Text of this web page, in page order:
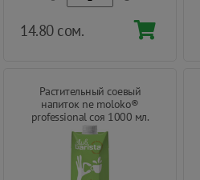
14.80 сом.
Растительный соевый
напиток ne moloko®
professional соя 1000 мл.